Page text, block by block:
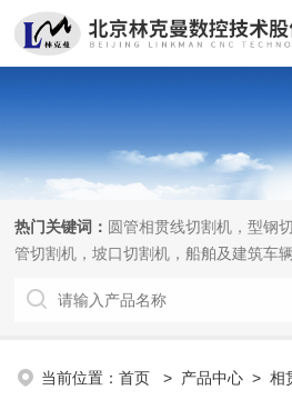
热门关键词： 圆管相贯线切割机，型钢
管切割机，坡口切割机，船舶及建筑车
当前位置：首页 > 产品中心 >相